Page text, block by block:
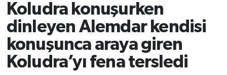
Koludra konuşurken
dinleyen Alemdar kendisi
konuşunca araya giren
Koludra’yı fena tersledi